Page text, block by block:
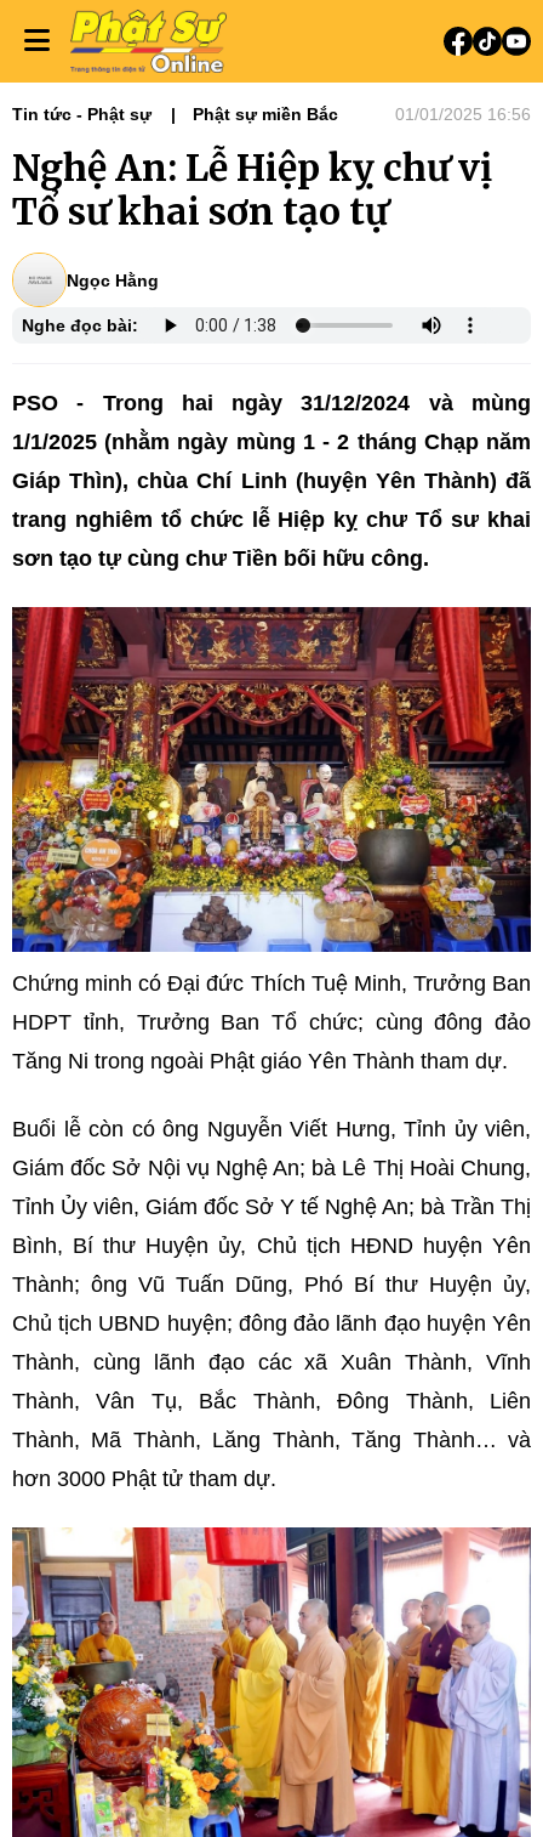
Tin tức - Phật sự Phật sự miền Bắc 01/01/2025 16:56
Nghệ An: Lễ Hiệp kỵ chư vị
Tổ sư khai sơn tạo tự
Ngọc Hằng
Nghe đọc bài:
PSO - Trong hai ngày 31/12/2024 và mùng
1/1/2025 (nhằm ngày mùng 1 - 2 tháng Chạp năm
Giáp Thìn), chùa Chí Linh (huyện Yên Thành) đã
trang nghiêm tổ chức lễ Hiệp kỵ chư Tổ sư khai
sơn tạo tự cùng chư Tiền bối hữu công.
Chứng minh có Đại đức Thích Tuệ Minh, Trưởng Ban
HDPT tỉnh, Trưởng Ban Tổ chức; cùng đông đảo
Tăng Ni trong ngoài Phật giáo Yên Thành tham dự.
Buổi lễ còn có ông Nguyễn Viết Hưng, Tỉnh ủy viên,
Giám đốc Sở Nội vụ Nghệ An; bà Lê Thị Hoài Chung,
Tỉnh Ủy viên, Giám đốc Sở Y tế Nghệ An; bà Trần Thị
Bình, Bí thư Huyện ủy, Chủ tịch HĐND huyện Yên
Thành; ông Vũ Tuấn Dũng, Phó Bí thư Huyện ủy,
Chủ tịch UBND huyện; đông đảo lãnh đạo huyện Yên
Thành, cùng lãnh đạo các xã Xuân Thành, Vĩnh
Thành, Vân Tụ, Bắc Thành, Đông Thành, Liên
Thành, Mã Thành, Lăng Thành, Tăng Thành… và
hơn 3000 Phật tử tham dự.